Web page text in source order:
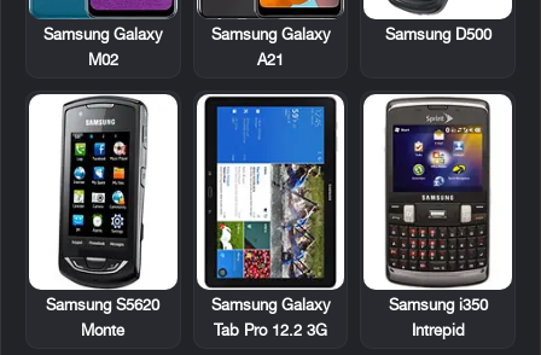
Samsung D500
Samsung Galaxy
A21
Samsung Galaxy
M02
Samsung i350
Intrepid
Samsung Galaxy
Tab Pro 12.2 3G
Samsung S5620
Monte